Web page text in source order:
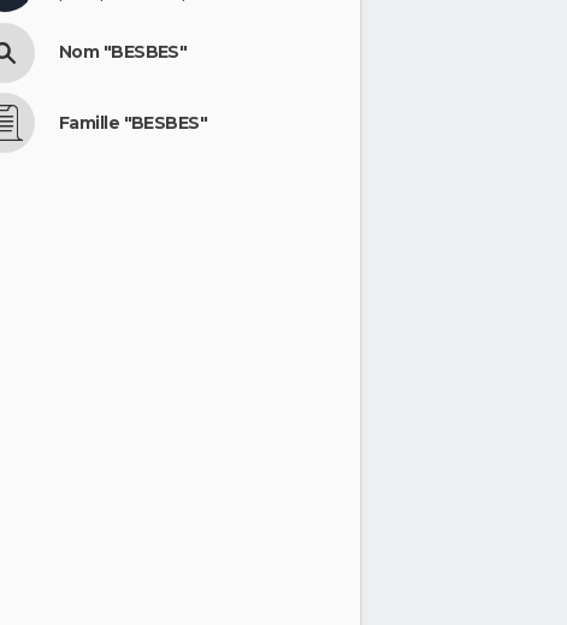
Nom "BESBES"
Famille "BESBES"